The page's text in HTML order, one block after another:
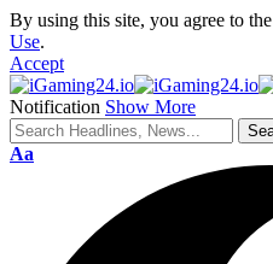
By using this site, you agree to the
Use.
Accept
Notification Show More
Aa